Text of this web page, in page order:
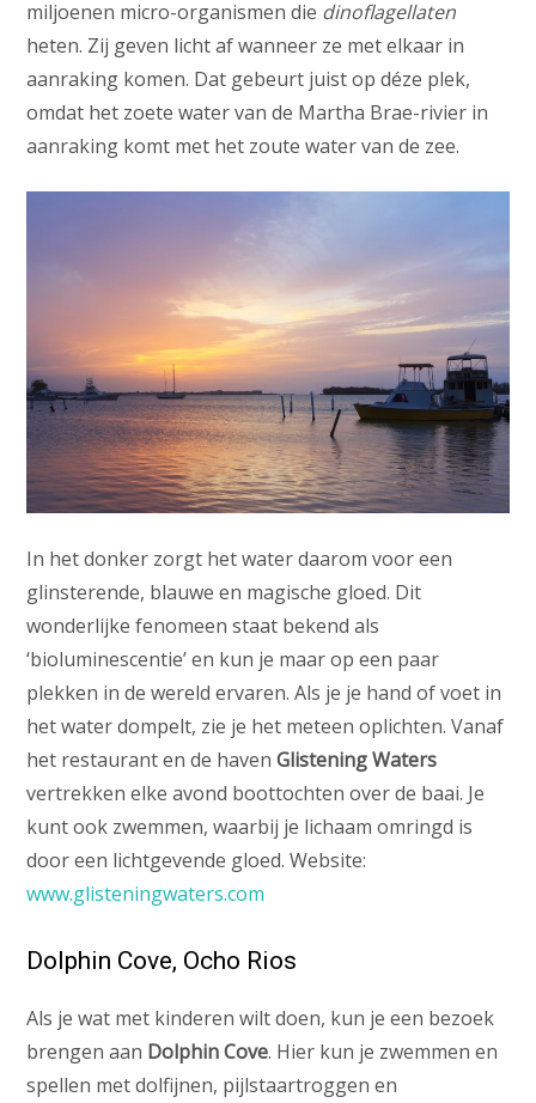
miljoenen micro-organismen die dinoflagellaten
heten. Zij geven licht af wanneer ze met elkaar in
aanraking komen. Dat gebeurt juist op déze plek,
omdat het zoete water van de Martha Brae-rivier in
aanraking komt met het zoute water van de zee.
In het donker zorgt het water daarom voor een
glinsterende, blauwe en magische gloed. Dit
wonderlijke fenomeen staat bekend als
‘bioluminescentie’ en kun je maar op een paar
plekken in de wereld ervaren. Als je je hand of voet in
het water dompelt, zie je het meteen oplichten. Vanaf
het restaurant en de havenGlistening Waters
vertrekken elke avond boottochten over de baai. Je
kunt ook zwemmen, waarbij je lichaam omringd is
door een lichtgevende gloed. Website:
www.glisteningwaters.com
Dolphin Cove, Ocho Rios
Als je wat met kinderen wilt doen, kun je een bezoek
brengen aan Dolphin Cove. Hier kun je zwemmen en
spellen met dolfijnen, pijlstaartroggen en